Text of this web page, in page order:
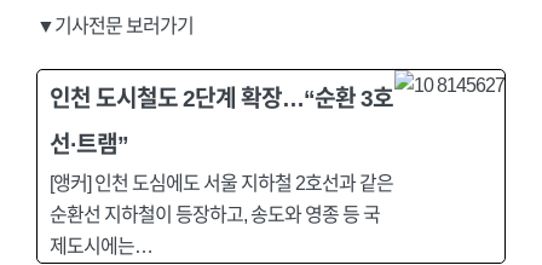
▼기사전문 보러가기
인천 도시철도 2단계 확장…“순환 3호
선·트램”
[앵커] 인천 도심에도 서울 지하철 2호선과 같은
순환선 지하철이 등장하고, 송도와 영종 등 국
제도시에는…